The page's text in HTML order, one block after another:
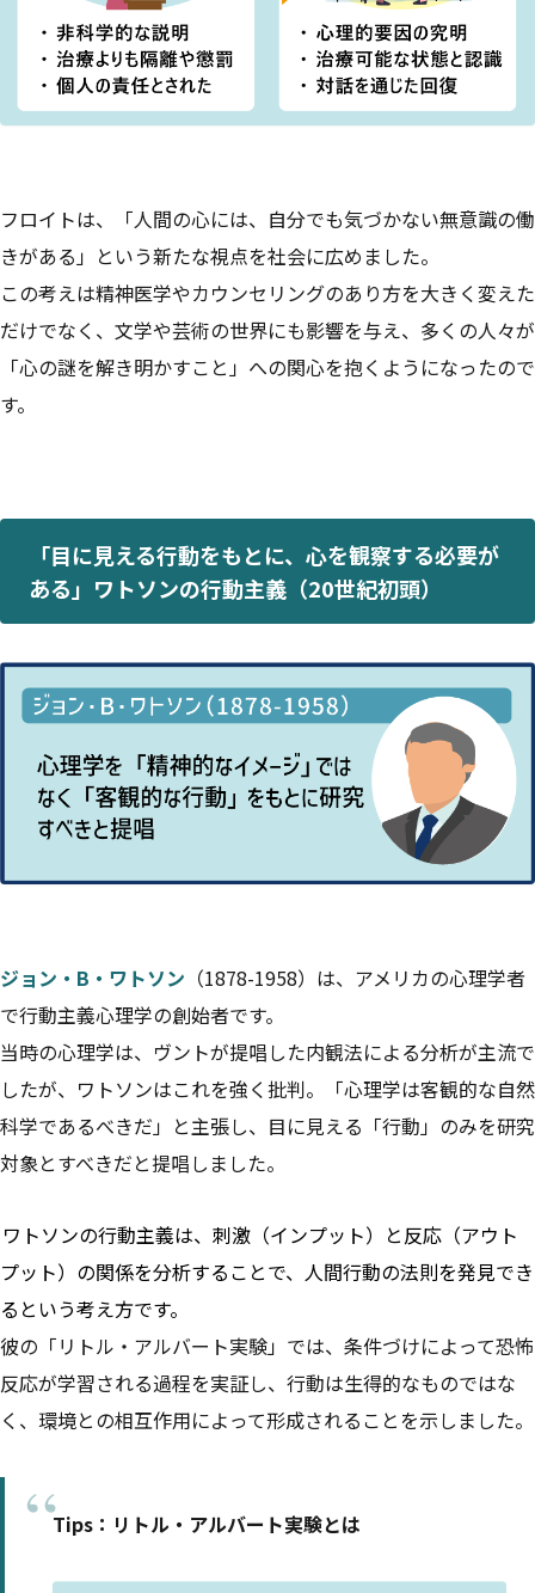
フロイトは、「人間の心には、自分でも気づかない無意識の働
きがある」という新たな視点を社会に広めました。
この考えは精神医学やカウンセリングのあり方を大きく変えた
だけでなく、文学や芸術の世界にも影響を与え、多くの人々が
「心の謎を解き明かすこと」への関心を抱くようになったので
す。
「目に見える行動をもとに、心を観察する必要が
ある」ワトソンの行動主義（20世紀初頭）
ジョン・B・ワトソン （1878-1958）は、アメリカの心理学者
で行動主義心理学の創始者です。
当時の心理学は、ヴントが提唱した内観法による分析が主流で
したが、ワトソンはこれを強く批判。「心理学は客観的な自然
科学であるべきだ」と主張し、目に見える「行動」のみを研究
対象とすべきだと提唱しました。
ワトソンの行動主義は、刺激（インプット）と反応（アウト
プット）の関係を分析することで、人間行動の法則を発見でき
るという考え方です。
彼の「リトル・アルバート実験」では、条件づけによって恐怖
反応が学習される過程を実証し、行動は生得的なものではな
く、環境との相互作用によって形成されることを示しました。
Tips：リトル・アルバート実験とは